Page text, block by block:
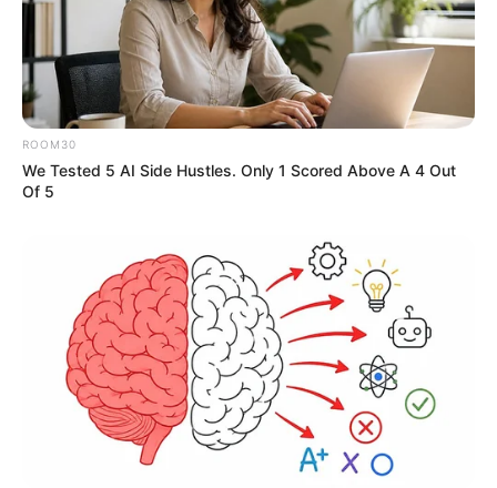
Ağır QƏZA:ölən var
58
09:15 / 06 Avqust 2026
Yağış yağacaq, güclü külək əsəcək -
HAVA PROQNOZU
ROOM30
We Tested 5 AI Side Hustles. Only 1 Scored Above A 4 Out
Of 5